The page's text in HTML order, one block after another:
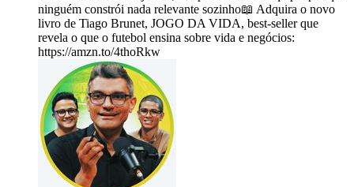
ninguém constrói nada relevante sozinho📖 Adquira o novo
livro de Tiago Brunet, JOGO DA VIDA, best-seller que
revela o que o futebol ensina sobre vida e negócios:
https://amzn.to/4thoRkw